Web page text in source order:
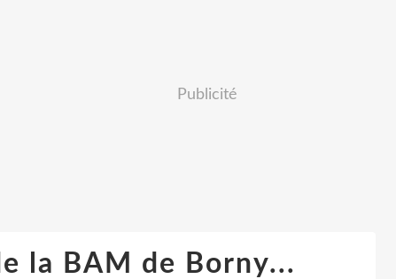
Publicité
la BAM de Borny...